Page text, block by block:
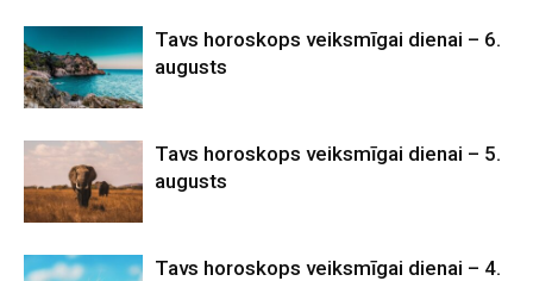
Tavs horoskops veiksmīgai dienai – 6.
augusts
Tavs horoskops veiksmīgai dienai – 5.
augusts
Tavs horoskops veiksmīgai dienai – 4.